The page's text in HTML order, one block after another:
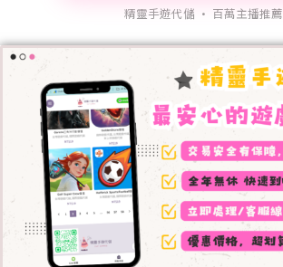
精靈手遊代儲 · 百萬主播推薦